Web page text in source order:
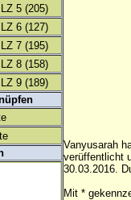
5 (205)
6 (127)
7 (195)
8 (158)
9 (189)
Vanyusarah
verüffentlicht
30.03.2016.
Mit *